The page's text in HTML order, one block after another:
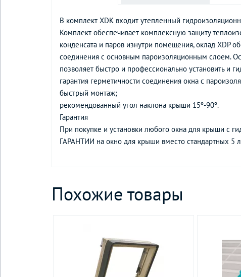
В комплект XDK входит утепленный
Комплект обеспечивает комплексную защиту
конденсата и паров изнутри помещения, оклад XDP
соединения с основным пароизоляционным слоем.
позволяет быстро и профессионально установить и
гарантия герметичности соединения окна с
быстрый монтаж;
рекомендованный угол наклона крыши 15º-90º.
Гарантия
При покупке и установки любого окна для крыши с
ГАРАНТИИ на окно для крыши вместо стандартных 5
Похожие товары